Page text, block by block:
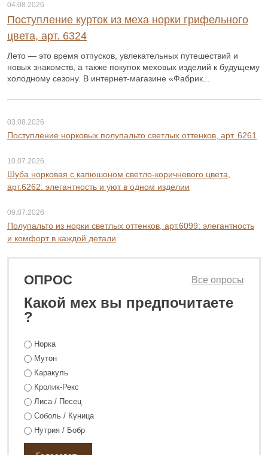
44 800 ₽ 55 800 ₽
04.08.2026
Поступление курток из меха норки грифельного
цвета, арт. 6324
Лето — это время отпусков, увлекательных путешествий и
новых знакомств, а также покупок меховых изделий к будущему
холодному сезону. В интернет-магазине «Фабрик...
03.08.2026
Поступление норковых полупальто светлых оттенков, арт. 6261
10.07.2026
Шуба норковая с капюшоном светло-коричневого цвета,
арт.6262: элегантность и уют в одном изделии
09.07.2026
Полупальто из норки светлых оттенков, арт.6099: элегантность
и комфорт в каждой детали
ОПРОС
Какой мех вы предпочитаете
?
Все опросы
Норка
Мутон
Каракуль
Кролик-Рекс
Лиса / Песец
Соболь / Куница
Нутрия / Бобр